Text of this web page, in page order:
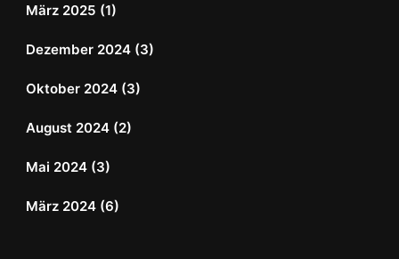
März 2025 (1)
Dezember 2024 (3)
Oktober 2024 (3)
August 2024 (2)
Mai 2024 (3)
März 2024 (6)